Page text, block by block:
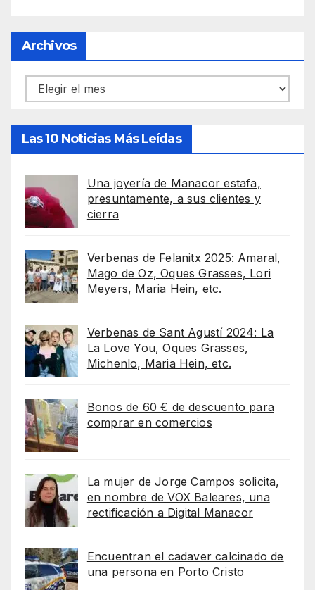
Archivos
Archivos
Las 10 Noticias Más Leídas
Una joyería de Manacor estafa,
presuntamente, a sus clientes y
cierra
Verbenas de Felanitx 2025: Amaral,
Mago de Oz, Oques Grasses, Lori
Meyers, Maria Hein, etc.
Verbenas de Sant Agustí 2024: La
La Love You, Oques Grasses,
Michenlo, Maria Hein, etc.
Bonos de 60 € de descuento para
comprar en comercios
La mujer de Jorge Campos solicita,
en nombre de VOX Baleares, una
rectificación a Digital Manacor
Encuentran el cadaver calcinado de
una persona en Porto Cristo